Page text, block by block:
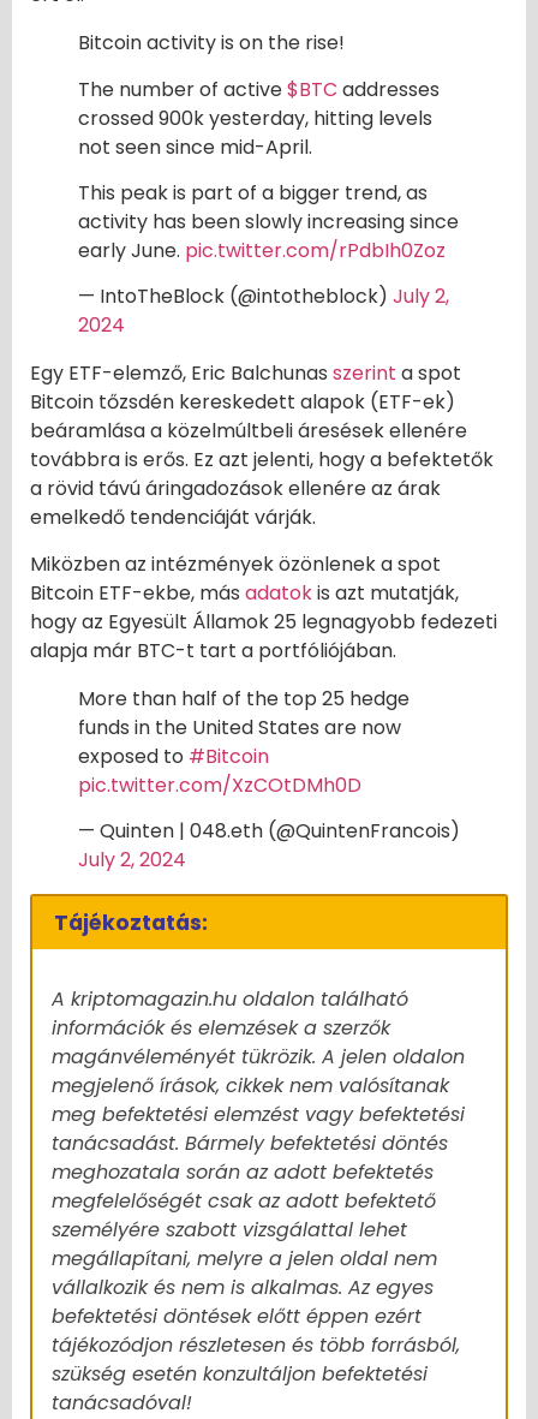
Bitcoin activity is on the rise!
The number of active$BTC addresses
crossed 900k yesterday, hitting levels
not seen since mid-April.
This peak is part of a bigger trend, as
activity has been slowly increasing since
early June. pic.twitter.com/rPdbIh0Zoz
— IntoTheBlock (@intotheblock) July 2,
2024
Egy ETF-elemző, Eric Balchunas szerint a spot
Bitcoin tőzsdén kereskedett alapok (ETF-ek)
beáramlása a közelmúltbeli áresések ellenére
továbbra is erős. Ez azt jelenti, hogy a befektetők
a rövid távú áringadozások ellenére az árak
emelkedő tendenciáját várják.
Miközben az intézmények özönlenek a spot
Bitcoin ETF-ekbe, más adatokis azt mutatják,
hogy az Egyesült Államok 25 legnagyobb fedezeti
alapja már BTC-t tart a portfóliójában.
More than half of the top 25 hedge
funds in the United States are now
exposed to #Bitcoin
pic.twitter.com/XzCOtDMh0D
— Quinten | 048.eth (@QuintenFrancois)
July 2, 2024
Tájékoztatás:
A kriptomagazin.hu oldalon található
információk és elemzések a szerzők
magánvéleményét tükrözik. A jelen oldalon
megjelenő írások, cikkek nem valósítanak
meg befektetési elemzést vagy befektetési
tanácsadást. Bármely befektetési döntés
meghozatala során az adott befektetés
megfelelőségét csak az adott befektető
személyére szabott vizsgálattal lehet
megállapítani, melyre a jelen oldal nem
vállalkozik és nem is alkalmas. Az egyes
befektetési döntések előtt éppen ezért
tájékozódjon részletesen és több forrásból,
szükség esetén konzultáljon befektetési
tanácsadóval!